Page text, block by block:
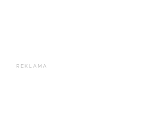
REKLAMA